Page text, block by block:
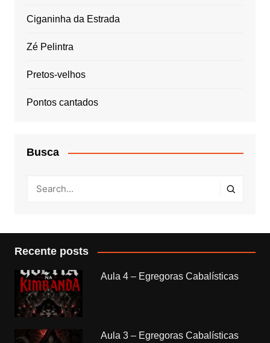
Ciganinha da Estrada
Zé Pelintra
Pretos-velhos
Pontos cantados
Busca
Recente posts
Aula 4 – Egregoras Cabalísticas
Aula 3 – Egregoras Cabalísticas